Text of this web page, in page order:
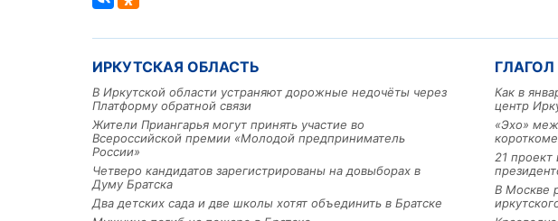
ИРКУТСКАЯ ОБЛАСТЬ
В Иркутской области устраняют дорожные недочёты через
Платформу обратной связи
Жители Приангарья могут принять участие во
Всероссийской премии «Молодой предприниматель
России»
Четверо кандидатов зарегистрированы на довыборах в
Думу Братска
Два детских сада и две школы хотят объединить в Братске
ГЛАГОЛ
Как в
центр
«Эхо»
21 проект
В Москве